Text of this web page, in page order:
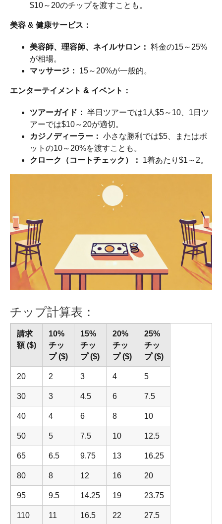
$10～20のチップを渡すことも。
美容 & 健康サービス：
美容師、理容師、ネイルサロン： 料金の15～25%
が相場。
マッサージ：
15～20%が一般的。
エンターテイメント & イベント：
ツアーガイド： 半日ツアーでは1人$5～10、1日ツ
アーでは$10～20が適切。
カジノディーラー： 小さな勝利では$5、またはポ
ットの10～20%を渡すことも。
クローク（コートチェック）：
1着あたり$1～2。
チップ計算表：
請求
額 ($)
10%
チッ
プ ($)
15%
チッ
プ ($)
20%
チッ
プ ($)
25%
チッ
プ ($)
20 2 3 4 5
30 3 4.5 6 7.5
40 4 6 8 10
50 5 7.5 10 12.5
65 6.5 9.75 13 16.25
80 8 12 16 20
95 9.5 14.25 19 23.75
110 11 16.5 22 27.5